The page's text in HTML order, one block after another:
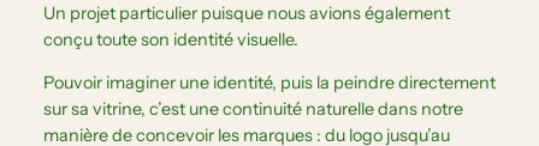
Un projet particulier puisque nous avions également
conçu toute son identité visuelle.
Pouvoir imaginer une identité, puis la peindre directement
sur sa vitrine, c’est une continuité naturelle dans notre
manière de concevoir les marques : du logo jusqu’au